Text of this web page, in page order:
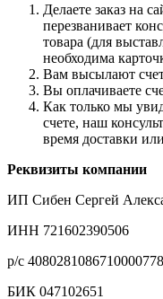
Делаете заказ на
перезванивает
товара (для
необходима
Вам высылают
Вы оплачиваете
Как только мы
счете, наш
время доставки
Реквизиты компании
ИП Сибен Сергей
ИНН 721602390506
р/с
БИК 047102651